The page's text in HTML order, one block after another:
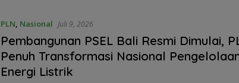
PLN Nasional Juli 9, 2026
Pembangunan PSEL Bali Resmi Dimulai,
Penuh Transformasi Nasional
Energi Listrik